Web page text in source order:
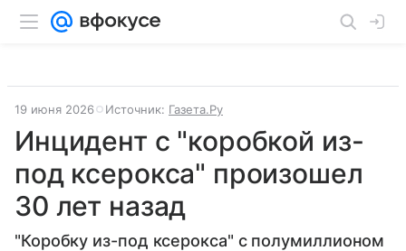
19 июня 2026 Источник: Газета.Ру
Инцидент с "коробкой из-
под ксерокса" произошел
30 лет назад
"Коробку из-под ксерокса" с полумиллионом